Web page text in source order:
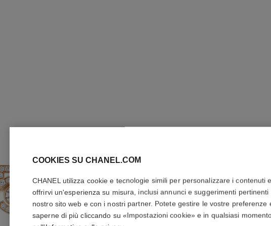
ANELLO
ORO BEIGE 18
Più dettagli
COOKIES SU CHANEL.COM
CHANEL utilizza cookie e tecnologie simili per personalizzare i contenuti e
offrirvi un'esperienza su misura, inclusi annunci e suggerimenti pertinenti
nostro sito web e con i nostri partner. Potete gestire le vostre preferenze
saperne di più cliccando su «Impostazioni cookie» e in qualsiasi